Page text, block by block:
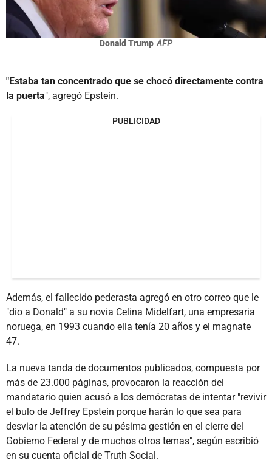
Donald Trump AFP
"Estaba tan concentrado que se chocó directamente contra
la puerta", agregó Epstein.
PUBLICIDAD
Además, el fallecido pederasta agregó en otro correo que le
"dio a Donald" a su novia Celina Midelfart, una empresaria
noruega, en 1993 cuando ella tenía 20 años y el magnate
47.
La nueva tanda de documentos publicados, compuesta por
más de 23.000 páginas, provocaron la reacción del
mandatario quien acusó a los demócratas de intentar "revivir
el bulo de Jeffrey Epstein porque harán lo que sea para
desviar la atención de su pésima gestión en el cierre del
Gobierno Federal y de muchos otros temas", según escribió
en su cuenta oficial de Truth Social.